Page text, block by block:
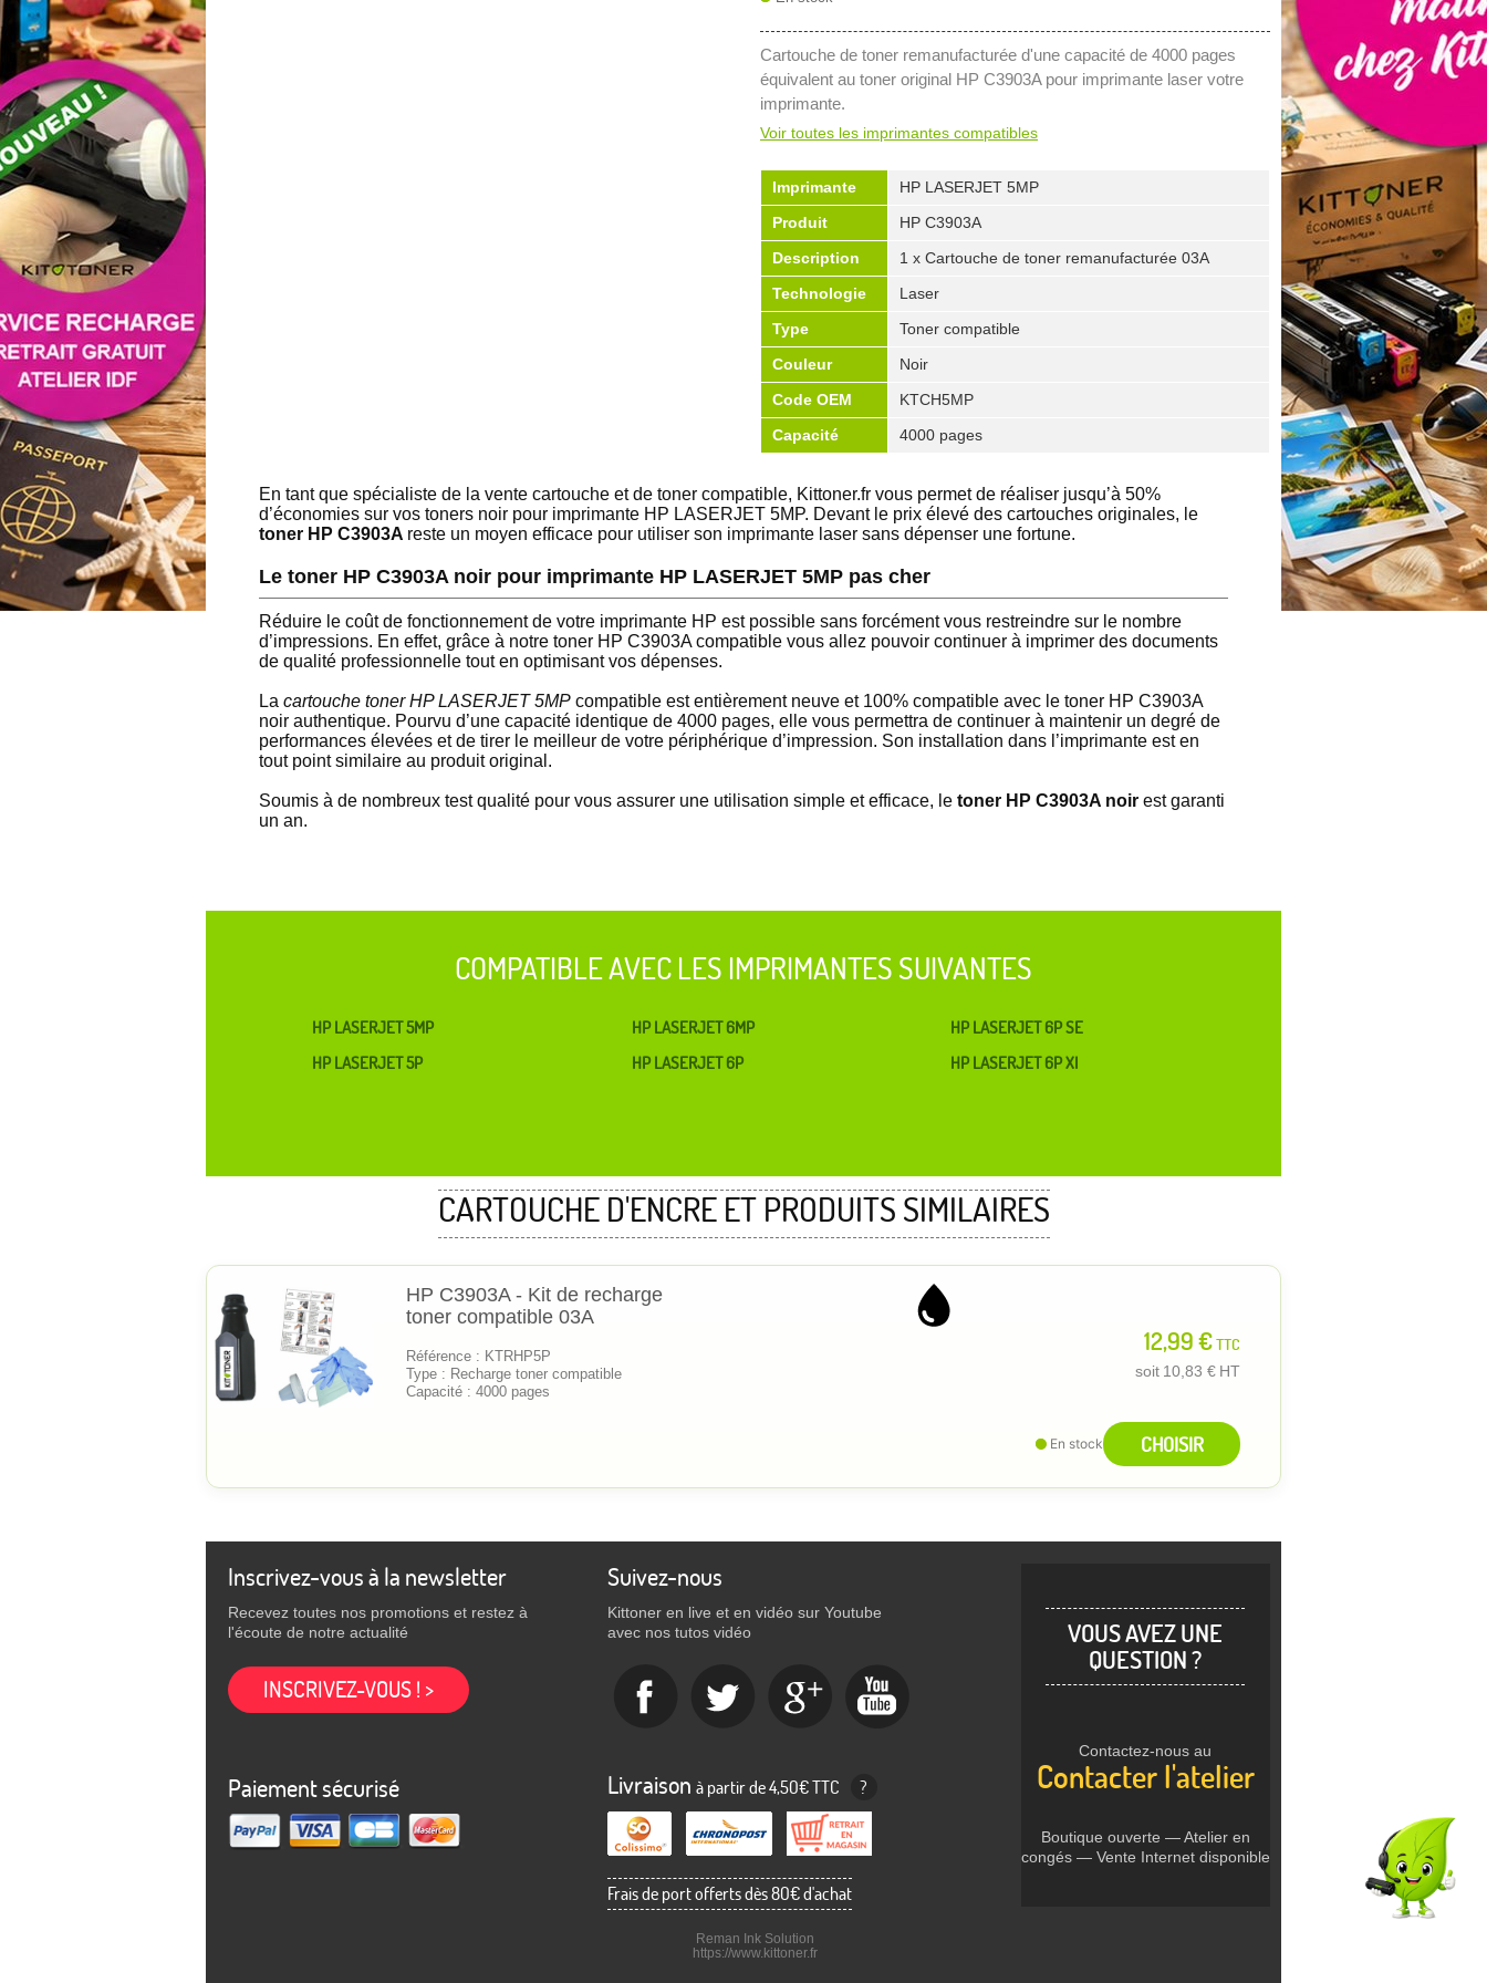
Cartouche de toner remanufacturée d'une capacité de 4000 pages
équivalent au toner original HP C3903A pour imprimante laser votre
imprimante.
Voir toutes les imprimantes compatibles
Imprimante
HP LASERJET 5MP
Produit
HP C3903A
Description
1 x Cartouche de toner remanufacturée 03A
Technologie
Laser
Type
Toner compatible
Couleur
Noir
Code OEM
KTCH5MP
Capacité
4000 pages
En tant que spécialiste de la vente cartouche et de toner compatible, Kittoner.fr vous permet de réaliser jusqu’à 50%
d’économies sur vos toners noir pour imprimante HP LASERJET 5MP. Devant le prix élevé des cartouches originales, le
toner HP C3903A reste un moyen efficace pour utiliser son imprimante laser sans dépenser une fortune.
Le toner HP C3903A noir pour imprimante HP LASERJET 5MP pas cher
Réduire le coût de fonctionnement de votre imprimante HP est possible sans forcément vous restreindre sur le nombre
d’impressions. En effet, grâce à notre toner HP C3903A compatible vous allez pouvoir continuer à imprimer des documents
de qualité professionnelle tout en optimisant vos dépenses.
La cartouche toner HP LASERJET 5MP compatible est entièrement neuve et 100% compatible avec le toner HP C3903A
noir authentique. Pourvu d’une capacité identique de 4000 pages, elle vous permettra de continuer à maintenir un degré de
performances élevées et de tirer le meilleur de votre périphérique d’impression. Son installation dans l’imprimante est en
tout point similaire au produit original.
Soumis à de nombreux test qualité pour vous assurer une utilisation simple et efficace, le toner HP C3903A noir est garanti
un an.
COMPATIBLE AVEC LES IMPRIMANTES SUIVANTES
HP LASERJET 5MP
HP LASERJET 5P
HP LASERJET 6MP
HP LASERJET 6P
HP LASERJET 6P SE
HP LASERJET 6P XI
CARTOUCHE D'ENCRE ET PRODUITS SIMILAIRES
HP C3903A - Kit de recharge
toner compatible 03A
Référence : KTRHP5P
Type : Recharge toner compatible
Capacité : 4000 pages
12,99 €TTC
soit 10,83 € HT
En stock CHOISIR
Inscrivez-vous à la newsletter
Recevez toutes nos promotions et restez à
l'écoute de notre actualité
INSCRIVEZ-VOUS ! >
Paiement sécurisé
Suivez-nous
Kittoner en live et en vidéo sur Youtube
avec nos tutos vidéo
Livraison à partir de 4,50€ TTC ?
Frais de port offerts dès 80€ d'achat
VOUS AVEZ UNE
QUESTION ?
Contactez-nous au
Contacter l'atelier
Boutique ouverte — Atelier en
congés — Vente Internet disponible
Reman Ink Solution
https://www.kittoner.fr